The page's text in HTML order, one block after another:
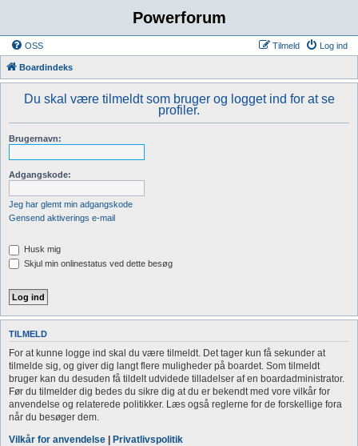
Powerforum
OSS Log ind
Tilmeld
Boardindeks
Du skal være tilmeldt som bruger og logget ind for at se
profiler.
Brugernavn:
Adgangskode:
Jeg har glemt min adgangskode
Gensend aktiverings e-mail
Husk mig
Skjul min onlinestatus ved dette besøg
TILMELD
For at kunne logge ind skal du være tilmeldt. Det tager kun få sekunder at
tilmelde sig, og giver dig langt flere muligheder på boardet. Som tilmeldt
bruger kan du desuden få tildelt udvidede tilladelser af en boardadministrator.
Før du tilmelder dig bedes du sikre dig at du er bekendt med vore vilkår for
anvendelse og relaterede politikker. Læs også reglerne for de forskellige fora
når du besøger dem.
Vilkår for anvendelse | Privatlivspolitik